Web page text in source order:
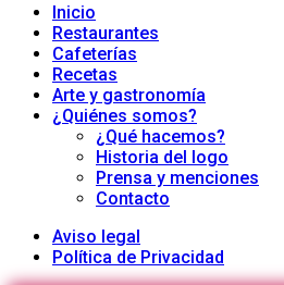
Inicio
Restaurantes
Cafeterías
Recetas
Arte y gastronomía
¿Quiénes somos?
¿Qué hacemos?
Historia del logo
Prensa y menciones
Contacto
Aviso legal
Política de Privacidad